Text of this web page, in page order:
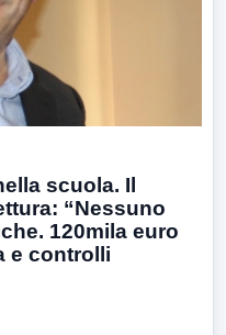
scuola. Il
“Nessuno
120mila euro
e controlli